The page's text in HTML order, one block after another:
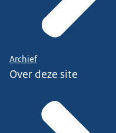
Archief
Over deze site